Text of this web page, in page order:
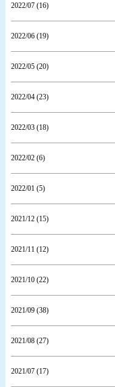
2022/07 (16)
2022/06 (19)
2022/05 (20)
2022/04 (23)
2022/03 (18)
2022/02 (6)
2022/01 (5)
2021/12 (15)
2021/11 (12)
2021/10 (22)
2021/09 (38)
2021/08 (27)
2021/07 (17)